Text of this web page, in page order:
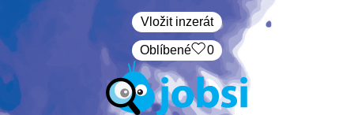
Vložit inzerát
Oblíbené 0